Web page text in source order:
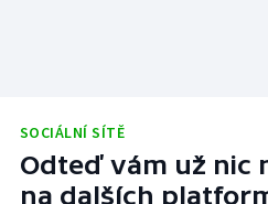
SOCIÁLNÍ SÍTĚ
Odteď vám už nic
na dalších